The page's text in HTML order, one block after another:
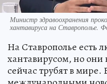
Министр здравоохранения
хантавируса на
На Ставрополье есть
хантавирусом, но они
сейчас трубят в